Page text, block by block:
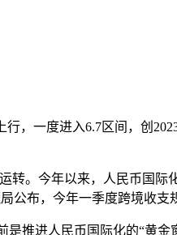
，一度进入6.7区间，创
。今年以来，人民币国际
公布，今年一季度跨境收支
进人民币国际化的“黄